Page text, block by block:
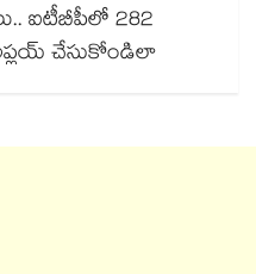
ఐటీబీపీలో 282
చేసుకోండిలా